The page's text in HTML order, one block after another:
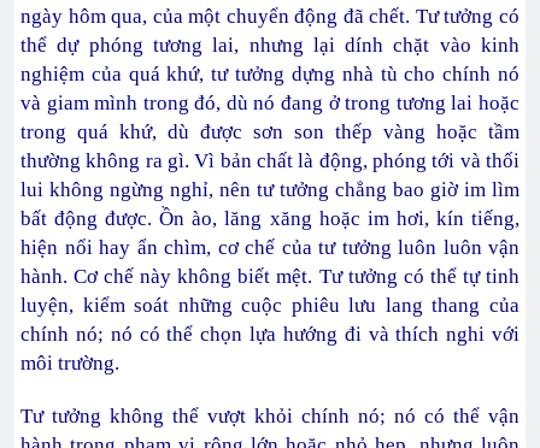
ngày hôm qua, của một chuyển động đã chết. Tư tưởng có
thể dự phóng tương lai, nhưng lại dính chặt vào kinh
nghiệm của quá khứ, tư tưởng dựng nhà tù cho chính nó
và giam mình trong đó, dù nó đang ở trong tương lai hoặc
trong quá khứ, dù được sơn son thếp vàng hoặc tầm
thường không ra gì. Vì bản chất là động, phóng tới và thối
lui không ngừng nghỉ, nên tư tưởng chẳng bao giờ im lìm
bất động được. Ồn ào, lăng xăng hoặc im hơi, kín tiếng,
hiện nổi hay ẩn chìm, cơ chế của tư tưởng luôn luôn vận
hành. Cơ chế này không biết mệt. Tư tưởng có thể tự tinh
luyện, kiểm soát những cuộc phiêu lưu lang thang của
chính nó; nó có thể chọn lựa hướng đi và thích nghi với
môi trường.
Tư tưởng không thể vượt khỏi chính nó; nó có thể vận